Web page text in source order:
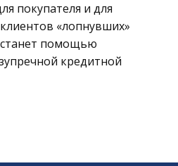
покупателя и для
«лопнувших»
помощью
кредитной